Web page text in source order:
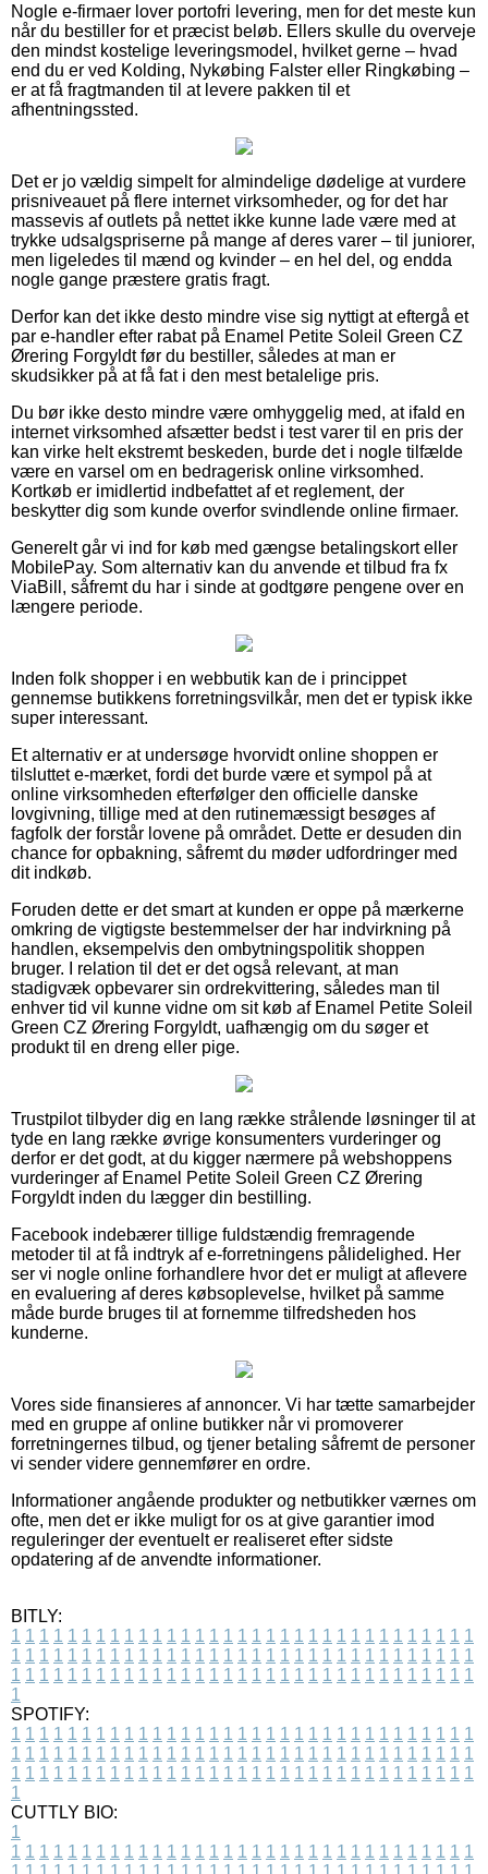
Nogle e-firmaer lover portofri levering, men for det meste kun
når du bestiller for et præcist beløb. Ellers skulle du overveje
den mindst kostelige leveringsmodel, hvilket gerne – hvad
end du er ved Kolding, Nykøbing Falster eller Ringkøbing –
er at få fragtmanden til at levere pakken til et
afhentningssted.
Det er jo vældig simpelt for almindelige dødelige at vurdere
prisniveauet på flere internet virksomheder, og for det har
massevis af outlets på nettet ikke kunne lade være med at
trykke udsalgspriserne på mange af deres varer – til juniorer,
men ligeledes til mænd og kvinder – en hel del, og endda
nogle gange præstere gratis fragt.
Derfor kan det ikke desto mindre vise sig nyttigt at eftergå et
par e-handler efter rabat på Enamel Petite Soleil Green CZ
Ørering Forgyldt før du bestiller, således at man er
skudsikker på at få fat i den mest betalelige pris.
Du bør ikke desto mindre være omhyggelig med, at ifald en
internet virksomhed afsætter bedst i test varer til en pris der
kan virke helt ekstremt beskeden, burde det i nogle tilfælde
være en varsel om en bedragerisk online virksomhed.
Kortkøb er imidlertid indbefattet af et reglement, der
beskytter dig som kunde overfor svindlende online firmaer.
Generelt går vi ind for køb med gængse betalingskort eller
MobilePay. Som alternativ kan du anvende et tilbud fra fx
ViaBill, såfremt du har i sinde at godtgøre pengene over en
længere periode.
Inden folk shopper i en webbutik kan de i princippet
gennemse butikkens forretningsvilkår, men det er typisk ikke
super interessant.
Et alternativ er at undersøge hvorvidt online shoppen er
tilsluttet e-mærket, fordi det burde være et sympol på at
online virksomheden efterfølger den officielle danske
lovgivning, tillige med at den rutinemæssigt besøges af
fagfolk der forstår lovene på området. Dette er desuden din
chance for opbakning, såfremt du møder udfordringer med
dit indkøb.
Foruden dette er det smart at kunden er oppe på mærkerne
omkring de vigtigste bestemmelser der har indvirkning på
handlen, eksempelvis den ombytningspolitik shoppen
bruger. I relation til det er det også relevant, at man
stadigvæk opbevarer sin ordrekvittering, således man til
enhver tid vil kunne vidne om sit køb af Enamel Petite Soleil
Green CZ Ørering Forgyldt, uafhængig om du søger et
produkt til en dreng eller pige.
Trustpilot tilbyder dig en lang række strålende løsninger til at
tyde en lang række øvrige konsumenters vurderinger og
derfor er det godt, at du kigger nærmere på webshoppens
vurderinger af Enamel Petite Soleil Green CZ Ørering
Forgyldt inden du lægger din bestilling.
Facebook indebærer tillige fuldstændig fremragende
metoder til at få indtryk af e-forretningens pålidelighed. Her
ser vi nogle online forhandlere hvor det er muligt at aflevere
en evaluering af deres købsoplevelse, hvilket på samme
måde burde bruges til at fornemme tilfredsheden hos
kunderne.
Vores side finansieres af annoncer. Vi har tætte samarbejder
med en gruppe af online butikker når vi promoverer
forretningernes tilbud, og tjener betaling såfremt de personer
vi sender videre gennemfører en ordre.
Informationer angående produkter og netbutikker værnes om
ofte, men det er ikke muligt for os at give garantier imod
reguleringer der eventuelt er realiseret efter sidste
opdatering af de anvendte informationer.
BITLY:
1 1 1 1 1 1 1 1 1 1 1 1 1 1 1 1 1 1 1 1 1 1 1 1 1 1 1 1 1 1 1 1 1
1 1 1 1 1 1 1 1 1 1 1 1 1 1 1 1 1 1 1 1 1 1 1 1 1 1 1 1 1 1 1 1 1
1 1 1 1 1 1 1 1 1 1 1 1 1 1 1 1 1 1 1 1 1 1 1 1 1 1 1 1 1 1 1 1 1
1
SPOTIFY:
1 1 1 1 1 1 1 1 1 1 1 1 1 1 1 1 1 1 1 1 1 1 1 1 1 1 1 1 1 1 1 1 1
1 1 1 1 1 1 1 1 1 1 1 1 1 1 1 1 1 1 1 1 1 1 1 1 1 1 1 1 1 1 1 1 1
1 1 1 1 1 1 1 1 1 1 1 1 1 1 1 1 1 1 1 1 1 1 1 1 1 1 1 1 1 1 1 1 1
1
CUTTLY BIO:
1
1 1 1 1 1 1 1 1 1 1 1 1 1 1 1 1 1 1 1 1 1 1 1 1 1 1 1 1 1 1 1 1 1